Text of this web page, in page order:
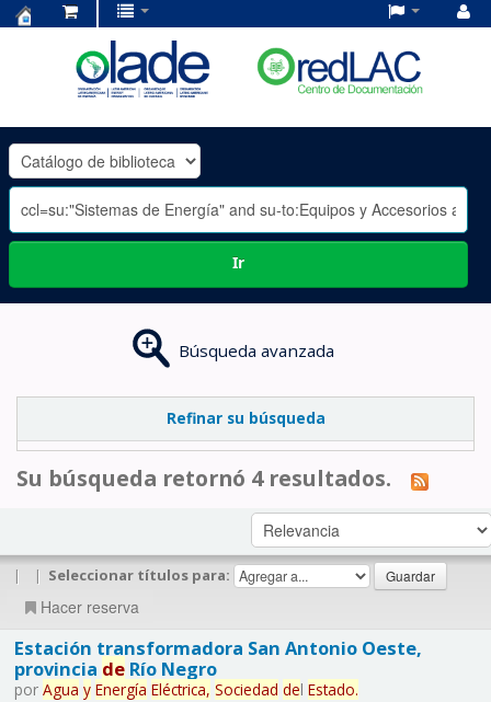
OLADE
-
Ir
Búsqueda avanzada
Refinar su búsqueda
Su búsqueda retornó 4 resultados.
| | Seleccionar títulos para:
Hacer reserva
Estación transformadora San Antonio Oeste,
provincia deRío Negro
por Agua y Energía Eléctrica, Sociedad del Estado.